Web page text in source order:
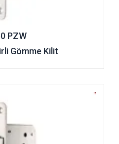
PZW
Gömme Kilit